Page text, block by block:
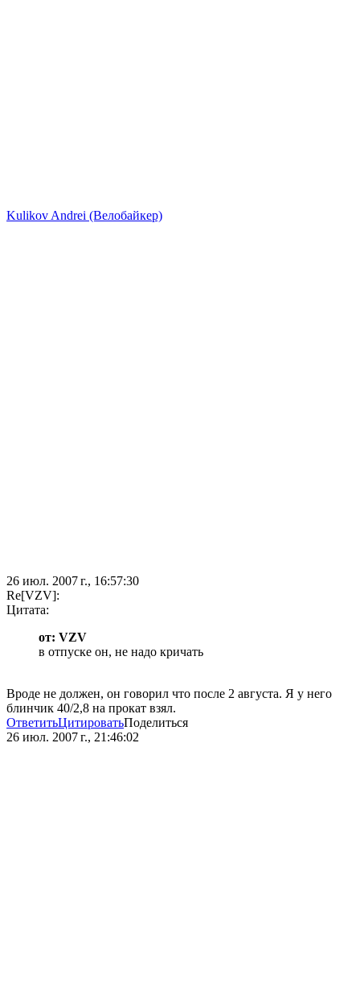
Kulikov Andrei (Велобайкер)
26 июл. 2007 г., 16:57:30
Re[VZV]:
Цитата:
от: VZV
в отпуске он, не надо кричать
Вроде не должен, он говорил что после 2 августа. Я у него
блинчик 40/2,8 на прокат взял.
ОтветитьЦитироватьПоделиться
26 июл. 2007 г., 21:46:02